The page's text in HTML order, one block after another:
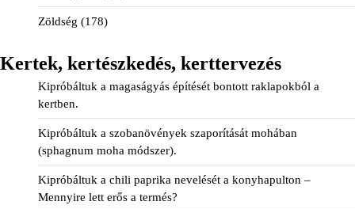
Zöldség (178)
Kertek, kertészkedés, kerttervezés
Kipróbáltuk a magaságyás építését bontott raklapokból a
kertben.
Kipróbáltuk a szobanövények szaporítását mohában
(sphagnum moha módszer).
Kipróbáltuk a chili paprika nevelését a konyhapulton –
Mennyire lett erős a termés?